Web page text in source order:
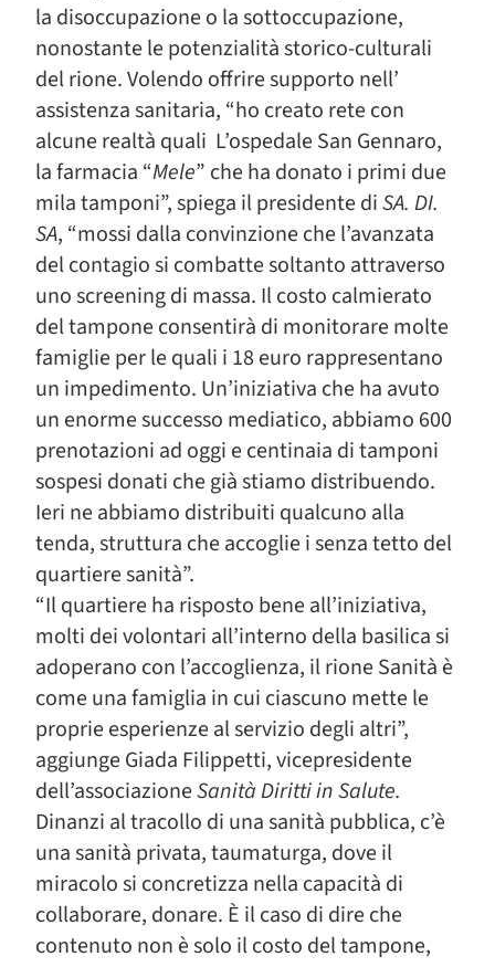
la disoccupazione o la sottoccupazione,
nonostante le potenzialità storico-culturali
del rione. Volendo offrire supporto nell’
assistenza sanitaria, “ho creato rete con
alcune realtà quali L’ospedale San Gennaro,
la farmacia “Mele” che ha donato i primi due
mila tamponi”, spiega il presidente diSA. DI.
SA, “mossi dalla convinzione che l’avanzata
del contagio si combatte soltanto attraverso
uno screening di massa. Il costo calmierato
del tampone consentirà di monitorare molte
famiglie per le quali i 18 euro rappresentano
un impedimento. Un’iniziativa che ha avuto
un enorme successo mediatico, abbiamo 600
prenotazioni ad oggi e centinaia di tamponi
sospesi donati che già stiamo distribuendo.
Ieri ne abbiamo distribuiti qualcuno alla
tenda, struttura che accoglie i senza tetto del
quartiere sanità”.
“Il quartiere ha risposto bene all’iniziativa,
molti dei volontari all’interno della basilica si
adoperano con l’accoglienza, il rione Sanità è
come una famiglia in cui ciascuno mette le
proprie esperienze al servizio degli altri”,
aggiunge Giada Filippetti, vicepresidente
dell’associazioneSanità Diritti in Salute.
Dinanzi al tracollo di una sanità pubblica, c’è
una sanità privata, taumaturga, dove il
miracolo si concretizza nella capacità di
collaborare, donare. È il caso di dire che
contenuto non è solo il costo del tampone,